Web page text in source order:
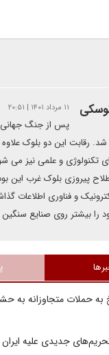
۱۱ مرداد ۱۴۰۱ | ۲۰:۵۱
پس از جنگ جهانی
رقابت این دو بلوک علاوه
تکنولوژی و علمی نیز می
پیروزی بلوک غرب این
و فناوری اطلاعات
را بیشتر روی صنایع سنگین
حملات متجاوزانه به
جدیدی علیه ایران